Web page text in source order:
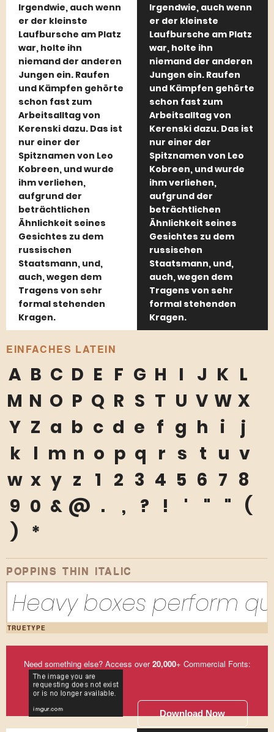
Irgendwie, auch wenn
er der kleinste
Laufbursche am Platz
war, holte ihn
niemand der anderen
Jungen ein. Raufen
und Kämpfen gehörte
schon fast zum
Arbeitsalltag von
Kerenski dazu. Das ist
nur einer der
Spitznamen von Leo
Kobreen, und wurde
ihm verliehen,
aufgrund der
beträchtlichen
Ähnlichkeit seines
Gesichtes zu dem
russischen
Staatsmann, und,
auch, wegen dem
Tragens von sehr
formal stehenden
Kragen.
Irgendwie, auch wenn
er der kleinste
Laufbursche am Platz
war, holte ihn
niemand der anderen
Jungen ein. Raufen
und Kämpfen gehörte
schon fast zum
Arbeitsalltag von
Kerenski dazu. Das ist
nur einer der
Spitznamen von Leo
Kobreen, und wurde
ihm verliehen,
aufgrund der
beträchtlichen
Ähnlichkeit seines
Gesichtes zu dem
russischen
Staatsmann, und,
auch, wegen dem
Tragens von sehr
formal stehenden
Kragen.
EINFACHES LATEIN
A B C D E F G H I J K L
M N O P Q R S T U V W X
Y Z a b c d e f g h i
j
k
l m n o p q r s t u v
w x y z 1 2 3 4 5 6 7 8
9 0 & @ . , ? ! ' " "
(
)
*
POPPINS THIN ITALIC
Heavy boxes perform
TRUETYPE
Need something else? Access over20,000+ Commercial Fonts:
Download Now